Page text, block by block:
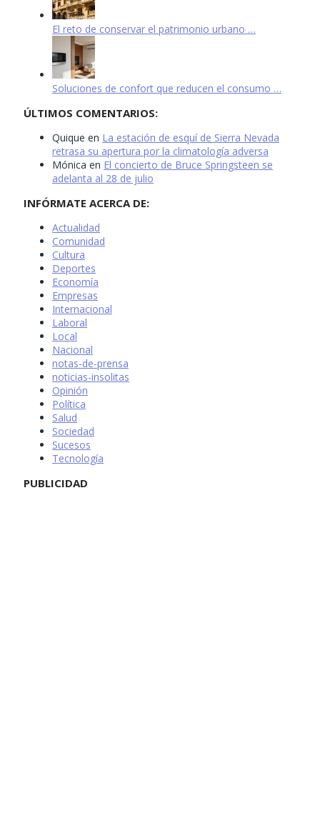
El reto de conservar el patrimonio urbano …
Soluciones de confort que reducen el consumo …
ÚLTIMOS COMENTARIOS:
Quique en La estación de esquí de Sierra Nevada
retrasa su apertura por la climatología adversa
Mónica en El concierto de Bruce Springsteen se
adelanta al 28 de julio
INFÓRMATE ACERCA DE:
Actualidad
Comunidad
Cultura
Deportes
Economía
Empresas
Internacional
Laboral
Local
Nacional
notas-de-prensa
noticias-insolitas
Opinión
Política
Salud
Sociedad
Sucesos
Tecnología
PUBLICIDAD